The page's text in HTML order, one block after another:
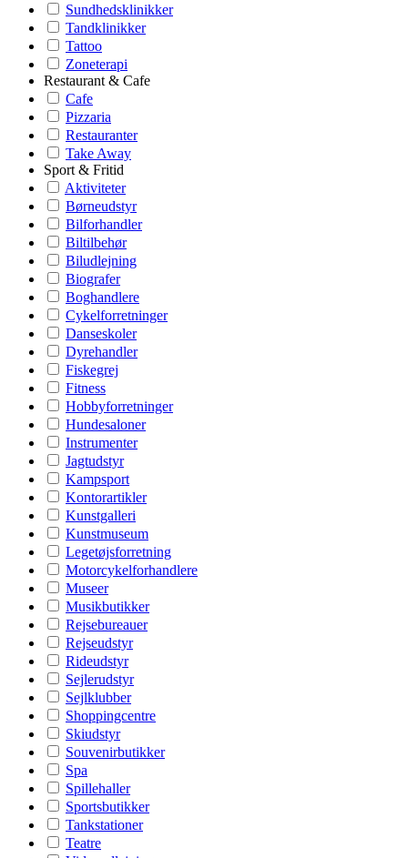
Sundhedsklinikker
Tandklinikker
Tattoo
Zoneterapi
Restaurant & Cafe
Cafe
Pizzaria
Restauranter
Take Away
Sport & Fritid
Aktiviteter
Børneudstyr
Bilforhandler
Biltilbehør
Biludlejning
Biografer
Boghandlere
Cykelforretninger
Danseskoler
Dyrehandler
Fiskegrej
Fitness
Hobbyforretninger
Hundesaloner
Instrumenter
Jagtudstyr
Kampsport
Kontorartikler
Kunstgalleri
Kunstmuseum
Legetøjsforretning
Motorcykelforhandlere
Museer
Musikbutikker
Rejsebureauer
Rejseudstyr
Rideudstyr
Sejlerudstyr
Sejlklubber
Shoppingcentre
Skiudstyr
Souvenirbutikker
Spa
Spillehaller
Sportsbutikker
Tankstationer
Teatre